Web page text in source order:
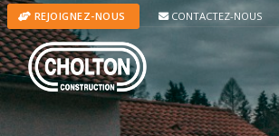
REJOIGNEZ-NOUS CONTACTEZ-NOUS